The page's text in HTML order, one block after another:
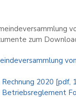
zum
2020 [pdf,
Betriebsreglement